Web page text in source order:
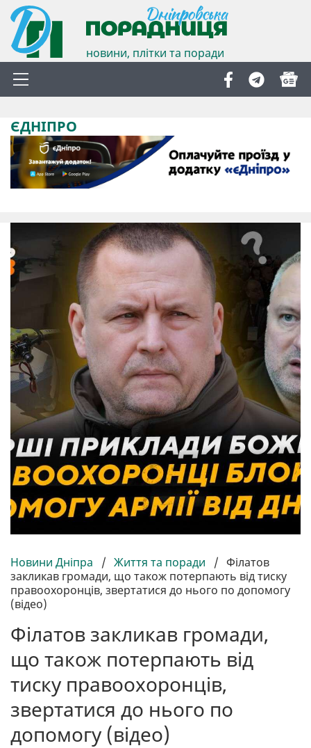
новини, плітки та поради
ЄДНІПРО
Новини Дніпра / Життя та поради / Філатов
закликав громади, що також потерпають від тиску
правоохоронців, звертатися до нього по допомогу
(відео)
Філатов закликав громади,
що також потерпають від
тиску правоохоронців,
звертатися до нього по
допомогу (відео)